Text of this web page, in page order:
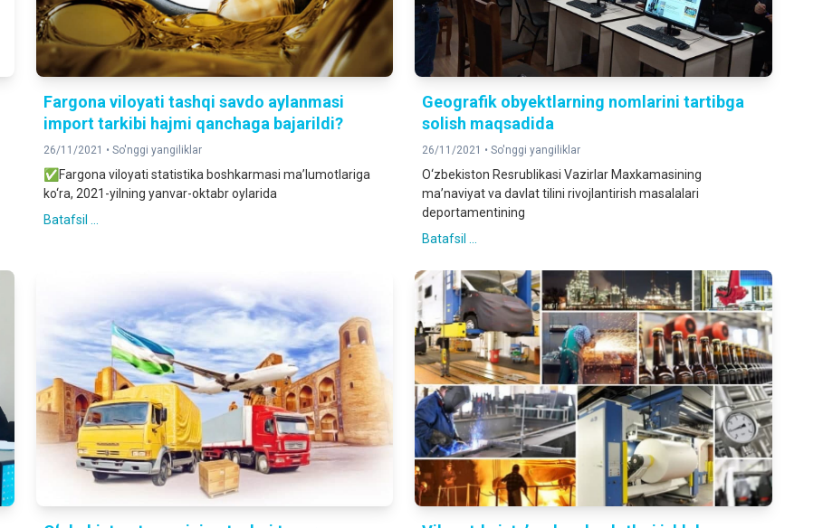
Fargona viloyati tashqi savdo aylanmasi
import tarkibi hajmi qanchaga bajarildi?
26/11/2021 • So'nggi yangiliklar
✅Fargona viloyati statistika boshkarmasi ma’lumotlariga
ko‘ra, 2021-yilning yanvar-oktabr oylarida
Batafsil ...
Geografik obyektlarning nomlarini tartibga
solish maqsadida
26/11/2021 •So'nggi yangiliklar
O‘zbekiston Resrublikasi Vazirlar Maxkamasining
ma’naviyat va davlat tilini rivojlantirish masalalari
deportamentining
Batafsil ...